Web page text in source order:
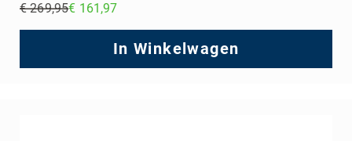
€ 269,95€ 161,97
In Winkelwagen